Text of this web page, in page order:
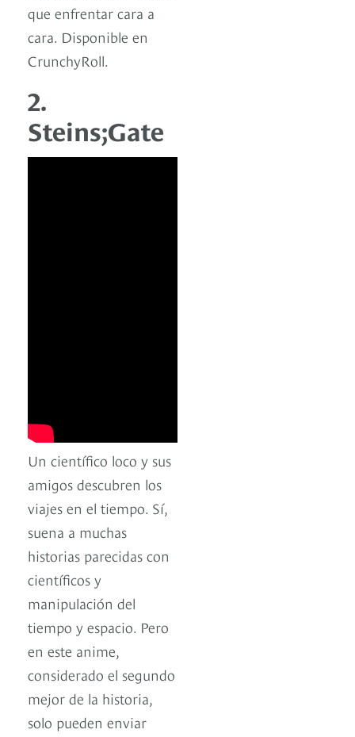
que enfrentar cara a
cara. Disponible en
CrunchyRoll.
2.
Steins;Gate
Un científico loco y sus
amigos descubren los
viajes en el tiempo. Sí,
suena a muchas
historias parecidas con
científicos y
manipulación del
tiempo y espacio. Pero
en este anime,
considerado el segundo
mejor de la historia,
solo pueden enviar